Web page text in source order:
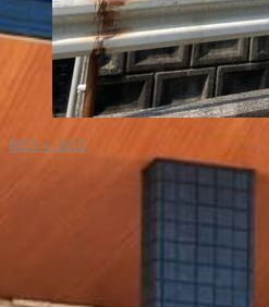
フ
800 × 600